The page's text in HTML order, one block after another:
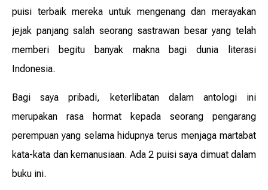
puisi terbaik mereka untuk mengenang dan merayakan
jejak panjang salah seorang sastrawan besar yang telah
memberi begitu banyak makna bagi dunia literasi
Indonesia.
Bagi saya pribadi, keterlibatan dalam antologi ini
merupakan rasa hormat kepada seorang pengarang
perempuan yang selama hidupnya terus menjaga martabat
kata-kata dan kemanusiaan. Ada 2 puisi saya dimuat dalam
buku ini.